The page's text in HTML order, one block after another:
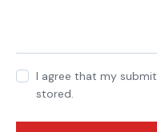
I agree that my
stored.